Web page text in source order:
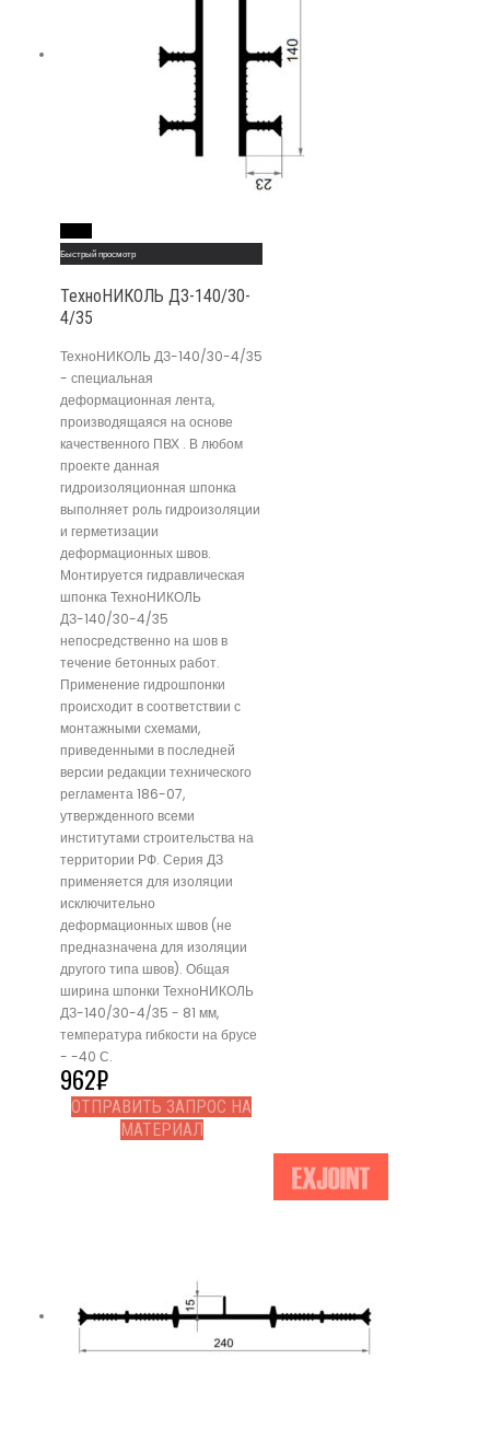
Быстрый просмотр
ТехноНИКОЛЬ ДЗ-140/30-
4/35
ТехноНИКОЛЬ ДЗ-140/30-4/35
- специальная
деформационная лента,
производящаяся на основе
качественного ПВХ . В любом
проекте данная
гидроизоляционная шпонка
выполняет роль гидроизоляции
и герметизации
деформационных швов.
Монтируется гидравлическая
шпонка ТехноНИКОЛЬ
ДЗ-140/30-4/35
непосредственно на шов в
течение бетонных работ.
Применение гидрошпонки
происходит в соответствии с
монтажными схемами,
приведенными в последней
версии редакции технического
регламента 186-07,
утвержденного всеми
институтами строительства на
территории РФ. Серия ДЗ
применяется для изоляции
исключительно
деформационных швов (не
предназначена для изоляции
другого типа швов). Общая
ширина шпонки ТехноНИКОЛЬ
ДЗ-140/30-4/35 - 81 мм,
температура гибкости на брусе
- -40 С.
962₽
ОТПРАВИТЬ ЗАПРОС НА
МАТЕРИАЛ